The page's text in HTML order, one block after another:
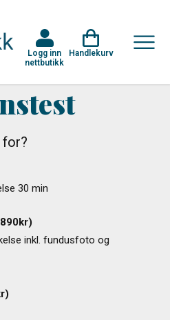
Logg inn
nettbutikk
Handlekurv
for?
30 min
890kr)
inkl. fundusfoto og